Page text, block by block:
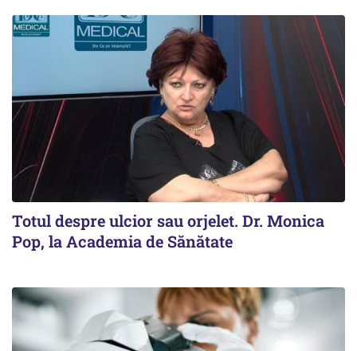
Totul despre ulcior sau orjelet. Dr. Monica
Pop, la Academia de Sănătate